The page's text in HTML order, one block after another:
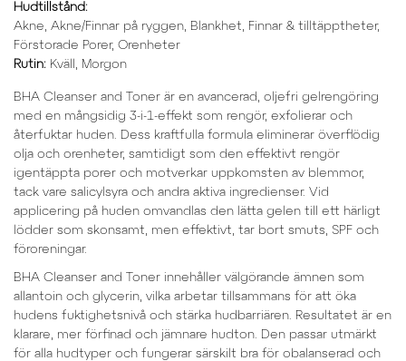
Hudtillstånd:
Akne, Akne/Finnar på ryggen, Blankhet, Finnar & tilltäpptheter,
Förstorade Porer, Orenheter
Rutin: Kväll, Morgon
BHA Cleanser and Toner är en avancerad, oljefri gelrengöring
med en mångsidig 3-i-1-effekt som rengör, exfolierar och
återfuktar huden. Dess kraftfulla formula eliminerar överflödig
olja och orenheter, samtidigt som den effektivt rengör
igentäppta porer och motverkar uppkomsten av blemmor,
tack vare salicylsyra och andra aktiva ingredienser. Vid
applicering på huden omvandlas den lätta gelen till ett härligt
lödder som skonsamt, men effektivt, tar bort smuts, SPF och
föroreningar.
BHA Cleanser and Toner innehåller välgörande ämnen som
allantoin och glycerin, vilka arbetar tillsammans för att öka
hudens fuktighetsnivå och stärka hudbarriären. Resultatet är en
klarare, mer förfinad och jämnare hudton. Den passar utmärkt
för alla hudtyper och fungerar särskilt bra för obalanserad och